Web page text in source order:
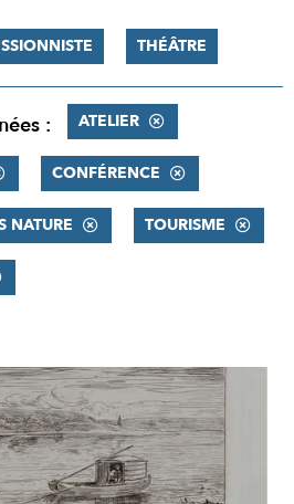
THÉÂTRE
: ATELIER
CONFÉRENCE
NATURE TOURISME